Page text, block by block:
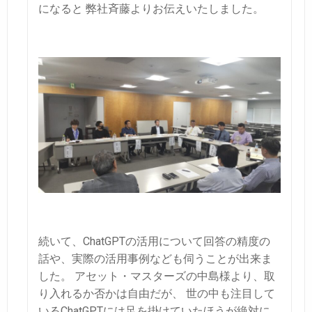
になると 弊社斉藤よりお伝えいたしました。
続いて、ChatGPTの活用について回答の精度の
話や、実際の活用事例なども伺うことが出来ま
した。
アセット・マスターズの中島様より、取
り入れるか否かは自由だが、
世の中も注目して